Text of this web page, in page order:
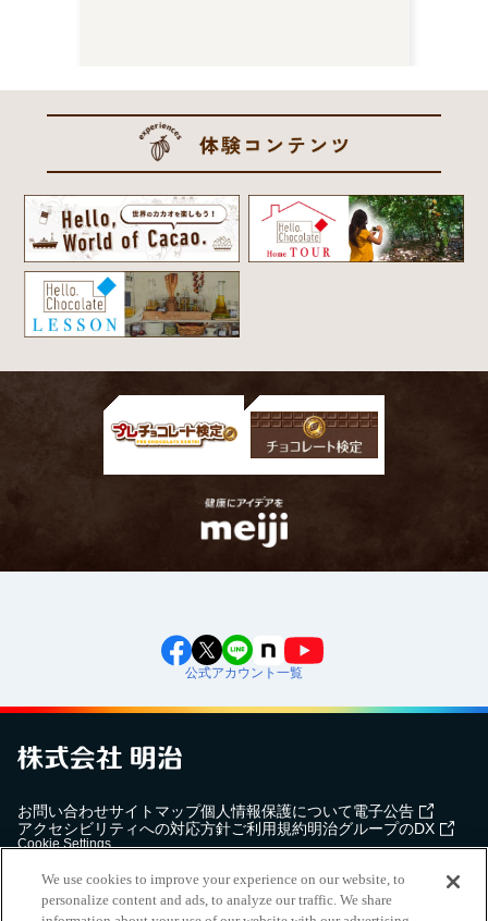
公式アカウント一覧
お問い合わせサイトマップ個人情報保護について電子公告
アクセシビリティへの対応方針ご利用規約明治グループのDX
Cookie Settings
We use cookies to improve your experience on our website, to
personalize content and ads, to analyze our traffic. We share